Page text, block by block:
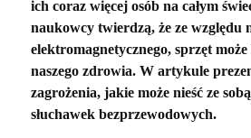
ich coraz więcej osób na całym
naukowcy twierdzą, że ze względu
elektromagnetycznego, sprzęt
naszego zdrowia. W artykule
zagrożenia, jakie może nieść ze
słuchawek bezprzewodowych.